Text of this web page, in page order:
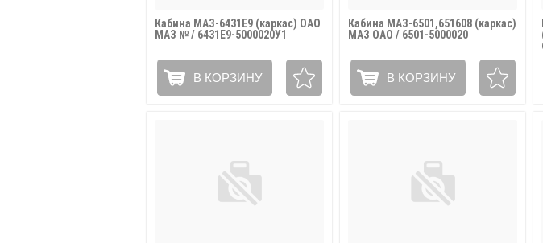
Кабина МАЗ-6431Е9 (каркас) ОАО
МАЗ № / 6431Е9-5000020У1
В КОРЗИНУ
Кабина МАЗ-6501,651608 (каркас)
МАЗ ОАО / 6501-5000020
В КОРЗИНУ